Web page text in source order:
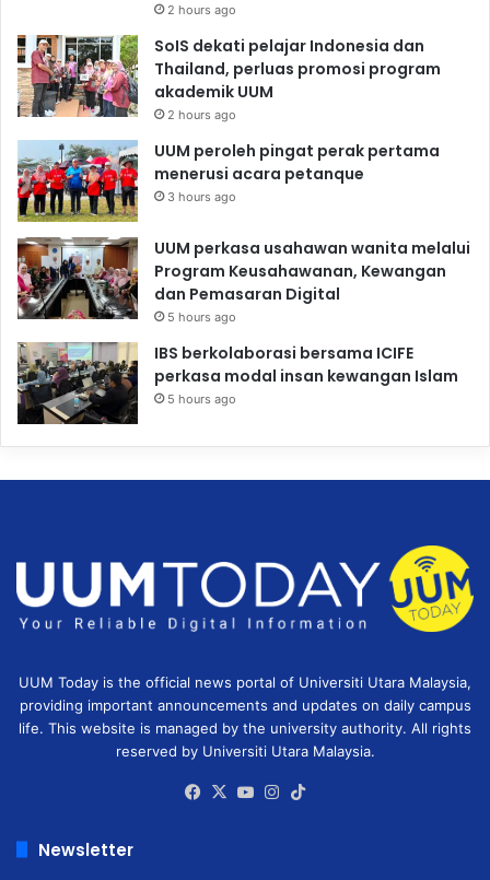
2 hours ago
SoIS dekati pelajar Indonesia dan
Thailand, perluas promosi program
akademik UUM
2 hours ago
UUM peroleh pingat perak pertama
menerusi acara petanque
3 hours ago
UUM perkasa usahawan wanita melalui
Program Keusahawanan, Kewangan
dan Pemasaran Digital
5 hours ago
IBS berkolaborasi bersama ICIFE
perkasa modal insan kewangan Islam
5 hours ago
UUM Today is the official news portal of Universiti Utara Malaysia,
providing important announcements and updates on daily campus
life. This website is managed by the university authority. All rights
reserved by Universiti Utara Malaysia.
Facebook
X YouTubeInstagram
Newsletter